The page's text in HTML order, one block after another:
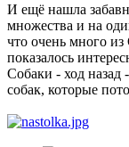
И ещё нашла
множества и на
что очень много
показалось
Собаки - ход назад
собак, которые